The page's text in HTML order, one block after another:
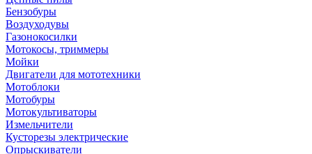
Бензобуры
Воздуходувы
Газонокосилки
Мотокосы, триммеры
Мойки
Двигатели для мототехники
Мотоблоки
Мотобуры
Мотокультиваторы
Измельчители
Кусторезы электрические
Опрыскиватели